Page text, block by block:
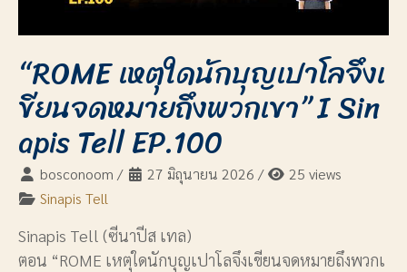
“ROME เหตุใดนักบุญเปาโลจึงเ
ขียนจดหมายถึงพวกเขา” I Sin
apis Tell EP.100
bosconoom / 27 มิถุนายน 2026 /
25 views
Sinapis Tell
Sinapis Tell (ซีนาปีส เทล)
ตอน “ROME เหตุใดนักบุญเปาโลจึงเขียนจดหมายถึงพวกเ